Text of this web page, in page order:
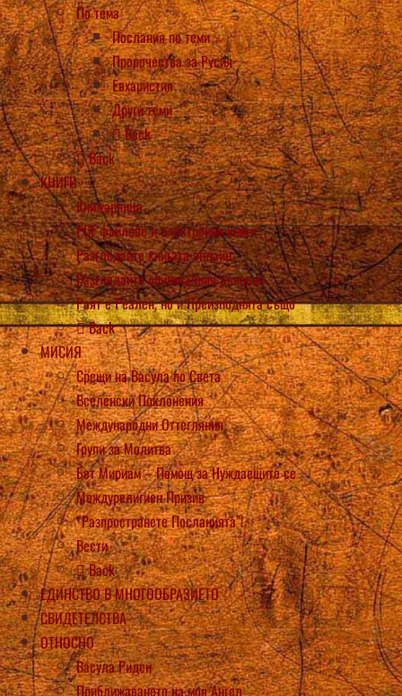
По тема
Послания по теми
Пророчества за Русия
Евхаристия
Други теми
Back
Back
КНИГИ
Книжарница
PDF файлове и електронни книги
Разгледайте книгата онлайн
Разгледайте оригиналния ръкопис
Раят е Реален, но и Преизподнята също
Back
МИСИЯ
Срещи на Васула по Света
Вселенски Поклонения
Международни Оттегляния
Групи за Молитва
Бет Мириам – Помощ за Нуждаещите се
Междурелигиен Призив
“Разпространете Посланията”!
Вести
Back
ЕДИНСТВО В МНОГООБРАЗИЕТО
СВИДЕТЕЛСТВА
ОТНОСНО
Васула Риден
Приближаването на моя Ангел